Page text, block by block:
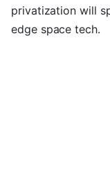
privatization will
edge space tech.